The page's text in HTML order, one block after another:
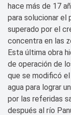
hace más de 17
para solucionar el
superado por el
concentra en las
Esta última obra
de operación de
que se modificó
agua para lograr
por las referidas
después al río